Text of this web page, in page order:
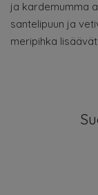
ja kardemumma
santelipuun ja
meripihka